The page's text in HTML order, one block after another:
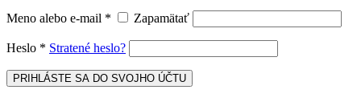
Meno alebo e-mail * Zapamätať
Heslo * Stratené heslo?
PRIHLÁSTE SA DO SVOJHO ÚČTU